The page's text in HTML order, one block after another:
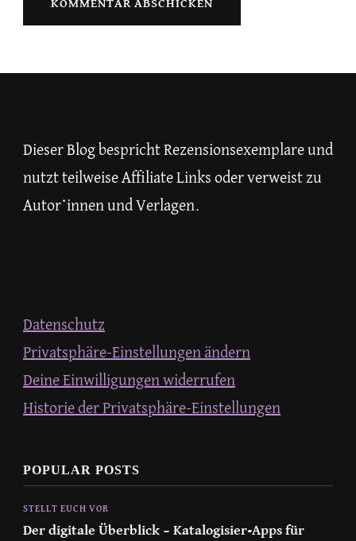
Dieser Blog bespricht Rezensionsexemplare und
nutzt teilweise Affiliate Links oder verweist zu
Autor*innen und Verlagen.
Datenschutz
Privatsphäre-Einstellungen ändern
Deine Einwilligungen widerrufen
Historie der Privatsphäre-Einstellungen
POPULAR POSTS
STELLT EUCH VOR
Der digitale Überblick – Katalogisier-Apps für